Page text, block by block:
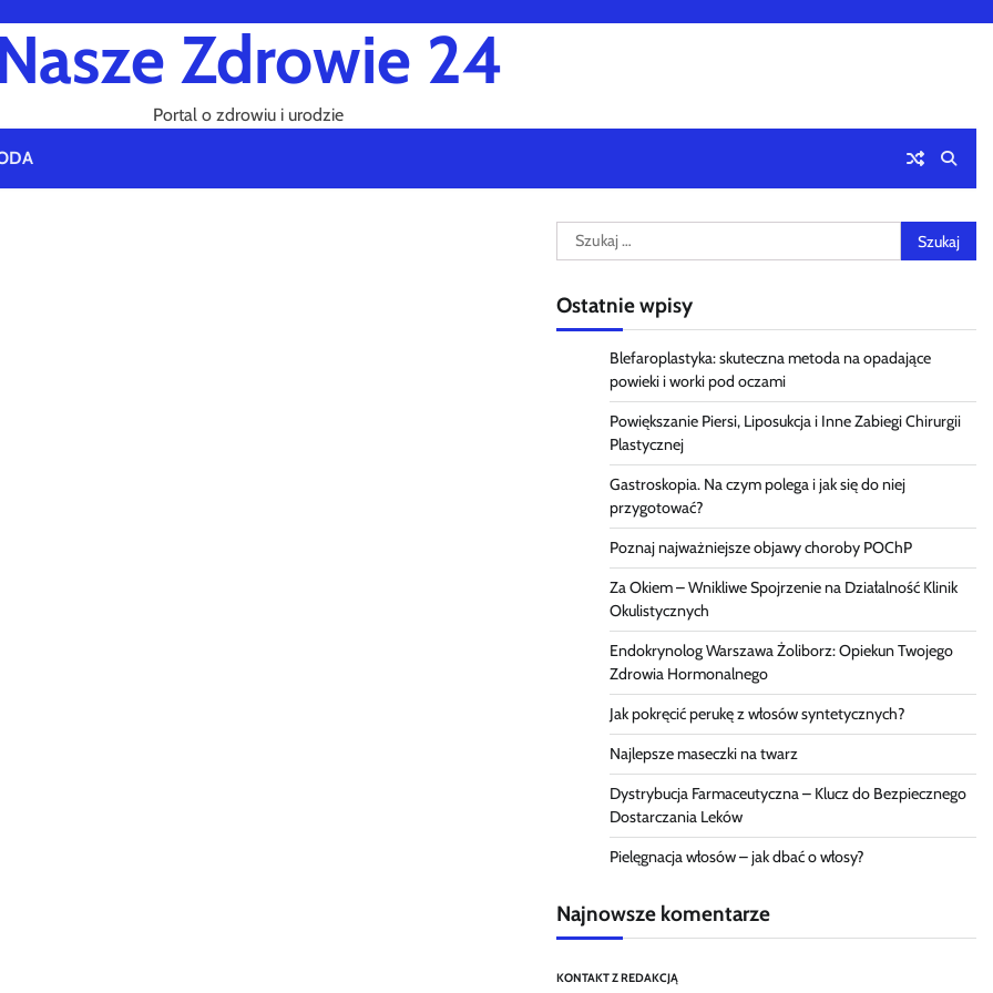
Zdrowie 24
Portal o zdrowiu i urodzie
Szukaj:
Ostatnie wpisy
Blefaroplastyka: skuteczna metoda na opadające
powieki i worki pod oczami
Powiększanie Piersi, Liposukcja i Inne Zabiegi Chirurgii
Plastycznej
Gastroskopia. Na czym polega i jak się do niej
przygotować?
Poznaj najważniejsze objawy choroby POChP
Za Okiem – Wnikliwe Spojrzenie na Działalność Klinik
Okulistycznych
Endokrynolog Warszawa Żoliborz: Opiekun Twojego
Zdrowia Hormonalnego
Jak pokręcić perukę z włosów syntetycznych?
Najlepsze maseczki na twarz
Dystrybucja Farmaceutyczna – Klucz do Bezpiecznego
Dostarczania Leków
Pielęgnacja włosów – jak dbać o włosy?
Najnowsze komentarze
KONTAKT Z REDAKCJĄ